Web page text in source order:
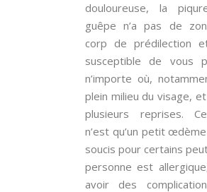
douloureuse, la
guêpe n’a pas de
corp de prédilection
susceptible de vous
n’importe où,
plein milieu du visage,
plusieurs reprises.
n’est qu’un petit
soucis pour certains
personne est
avoir des